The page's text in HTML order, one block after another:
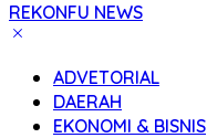
REKONFU NEWS
Tegas,
dan
Transparan
ADVETORIAL
DAERAH
EKONOMI & BISNIS